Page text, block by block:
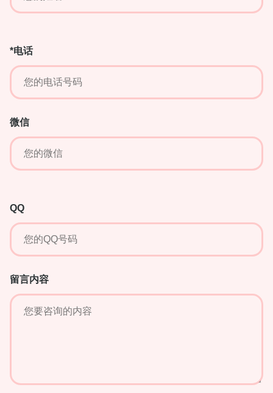
*电话
微信
QQ
留言内容